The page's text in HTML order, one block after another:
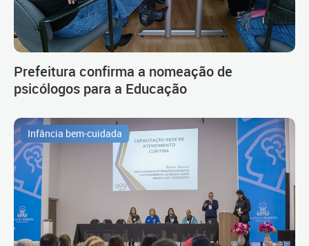
Prefeitura confirma a nomeação de
psicólogos para a Educação
Infância bem-cuidada